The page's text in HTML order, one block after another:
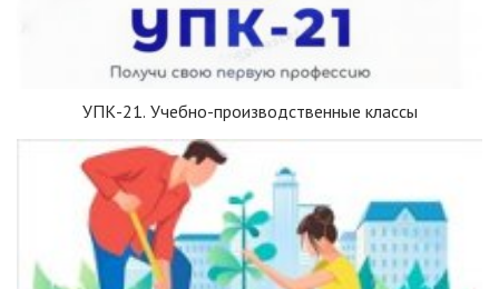
УПК-21. Учебно-производственные классы